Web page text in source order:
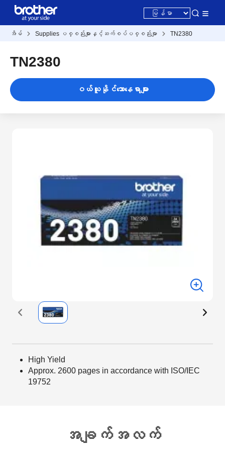
အိမ် Supplies ပစ္စည်းများနှင့်ဆက်စပ်ပစ္စည်းမျာ TN2380
TN2380
ဝယ်ယူနိုင်သောနေရာများ
High Yield
Approx. 2600 pages in accordance with ISO/IEC
19752
အချက်အလက်